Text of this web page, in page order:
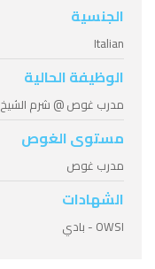
الجنسية
Italian
الوظيفة الحالية
مدرب غوص @ شرم الشيخ Dive In
مستوى الغوص
مدرب غوص
الشهادات
OWSI - بادي